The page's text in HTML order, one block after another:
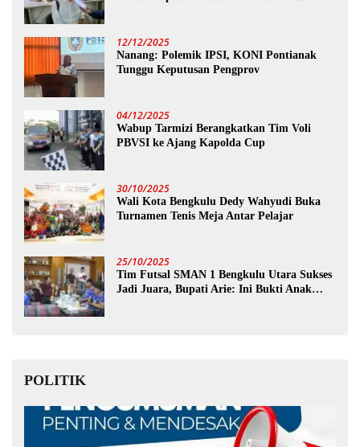
12/12/2025
Nanang: Polemik IPSI, KONI Pontianak
Tunggu Keputusan Pengprov
04/12/2025
Wabup Tarmizi Berangkatkan Tim Voli
PBVSI ke Ajang Kapolda Cup
30/10/2025
Wali Kota Bengkulu Dedy Wahyudi Buka
Turnamen Tenis Meja Antar Pelajar
25/10/2025
Tim Futsal SMAN 1 Bengkulu Utara Sukses
Jadi Juara, Bupati Arie: Ini Bukti Anak
POLITIK